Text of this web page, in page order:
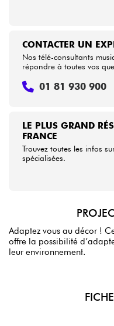
LE PLUS GRAND
FRANCE
Trouvez toutes les infos
spécialisées.
CONTACTER UN
Nos télé-consultants
répondre à toutes vos
01 81 930 900
Adaptez vous au décor !
offre la possibilité
leur environnement.